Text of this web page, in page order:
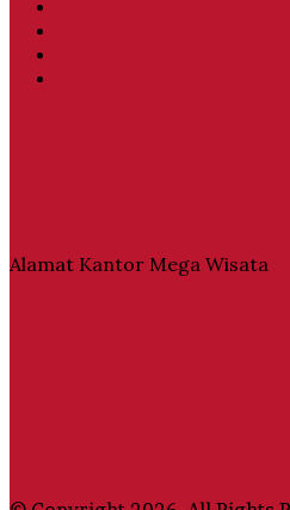
Alamat Kantor Mega Wisata